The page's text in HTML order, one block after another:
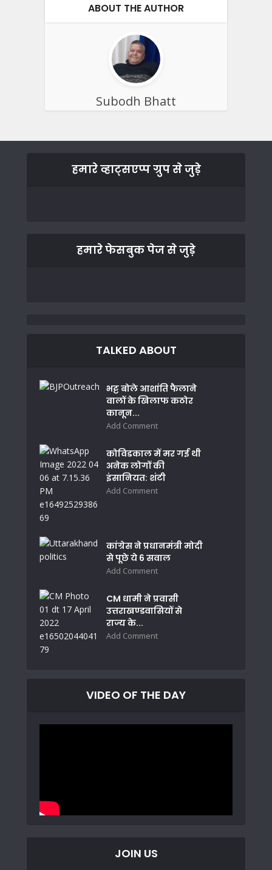
ABOUT THE AUTHOR
Subodh Bhatt
हमारे व्हाट्सएप्प ग्रुप से जुड़े
हमारे फेसबुक पेज से जुड़े
TALKED ABOUT
भट्ट बोले आशांति फैलाने
वालों के खिलाफ कठोर
कानून...
Add Comment
कोविडकाल में मर गई थी
अनेक लोगों की
इंसानियत: शंटी
Add Comment
कांग्रेस ने प्रधानमंत्री मोदी
से पूछे ये 6 सवाल
Add Comment
CM धामी ने प्रवासी
उत्तराखण्डवासियों से
राज्य के...
Add Comment
VIDEO OF THE DAY
JOIN US